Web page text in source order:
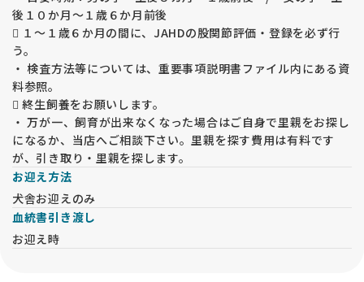
後１０か月～１歳６か月前後
 １～１歳６か月の間に、JAHDの股関節評価・登録を必ず行
う。
・ 検査方法等については、重要事項説明書ファイル内にある資
料参照。
 終生飼養をお願いします。
・ 万が一、飼育が出来なくなった場合はご自身で里親をお探し
になるか、当店へご相談下さい。里親を探す費用は有料です
が、引き取り・里親を探します。
お迎え方法
犬舎お迎えのみ
血統書引き渡し
お迎え時